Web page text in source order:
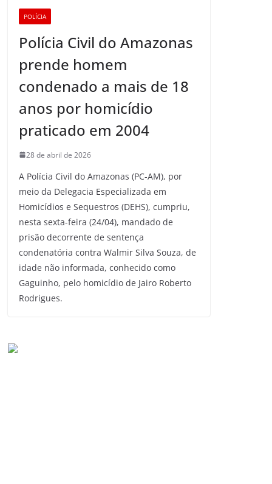
POLÍCIA
Polícia Civil do Amazonas
prende homem
condenado a mais de 18
anos por homicídio
praticado em 2004
28 de abril de 2026
A Polícia Civil do Amazonas (PC-AM), por
meio da Delegacia Especializada em
Homicídios e Sequestros (DEHS), cumpriu,
nesta sexta-feira (24/04), mandado de
prisão decorrente de sentença
condenatória contra Walmir Silva Souza, de
idade não informada, conhecido como
Gaguinho, pelo homicídio de Jairo Roberto
Rodrigues.